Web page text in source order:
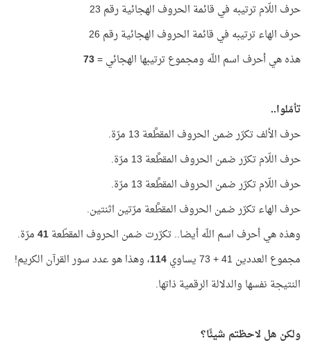
حرف اللّام ترتيبه في قائمة الحروف الهجائية رقم 23
حرف الهاء ترتيبه في قائمة الحروف الهجائية رقم 26
هذه هي أحرف اسم اللّه ومجموع ترتيبها الهجائي =73
تأمّلوا..
حرف الألف تكرّر ضمن الحروف المقطَّعة 13 مرّة.
حرف اللّام تكرّر ضمن الحروف المقطَّعة 13 مرّة.
حرف اللّام تكرّر ضمن الحروف المقطَّعة 13 مرّة.
حرف الهاء تكرّر ضمن الحروف المقطَّعة مرّتين اثنتين.
وهذه هي أحرف اسم اللّه أيضا.. تكرّرت ضمن الحروف المقطّعة41مرّة.
مجموع العددين 41 + 73 يساوي
114، وهذا هو عدد سور القرآن الكريم!
النتيجة نفسها والدلالة الرقمية ذاتها.
ولكن هل لاحظتم شيئًا؟